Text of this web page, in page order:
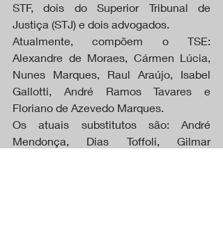
STF, dois do Superior Tribunal de
Justiça (STJ) e dois advogados.
Atualmente, compõem o TSE:
Alexandre de Moraes, Cármen Lúcia,
Nunes Marques, Raul Araújo, Isabel
Gallotti, André Ramos Tavares e
Floriano de Azevedo Marques.
Os atuais substitutos são: André
Mendonça, Dias Toffoli, Gilmar